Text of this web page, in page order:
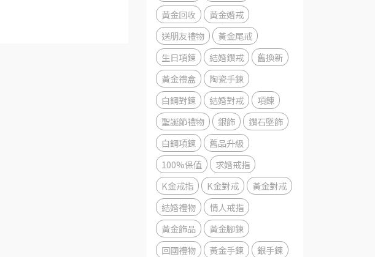
黃金回收
黃金婚戒
送朋友禮物
黃金尾戒
生日項鍊
結婚鑽戒
舊換新
黃金禮盒
陶瓷手鍊
白鋼對鍊
結婚對戒
項鍊
聖誕節禮物
銀飾
鑽石墜飾
白鋼項鍊
舊品升級
100%保值
求婚戒指
K金戒指
K金對戒
黃金對戒
結婚禮物
情人戒指
黃金飾品
黃金腳鍊
回國禮物
黃金手鍊
銀手鍊